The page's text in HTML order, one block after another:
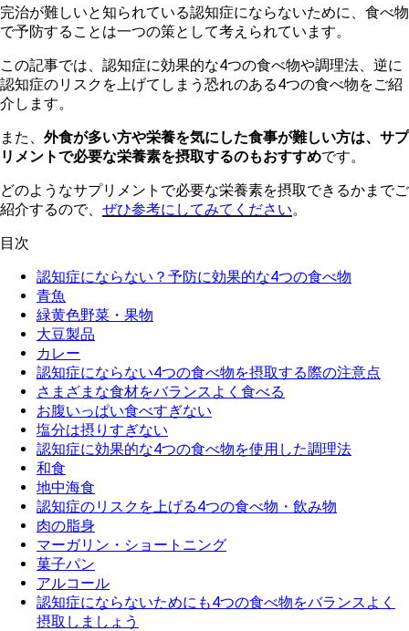
完治が難しいと知られている認知症にならないために、食べ物
で予防することは一つの策として考えられています。
この記事では、認知症に効果的な4つの食べ物や調理法、逆に
認知症のリスクを上げてしまう恐れのある4つの食べ物をご紹
介します。
また、 外食が多い方や栄養を気にした食事が難しい方は、サプ
リメントで必要な栄養素を摂取するのもおすすめです。
どのようなサプリメントで必要な栄養素を摂取できるかまでご
紹介するので、 ぜひ参考にしてみてください。
目次
認知症にならない？予防に効果的な4つの食べ物
青魚
緑黄色野菜・果物
大豆製品
カレー
認知症にならない4つの食べ物を摂取する際の注意点
さまざまな食材をバランスよく食べる
お腹いっぱい食べすぎない
塩分は摂りすぎない
認知症に効果的な4つの食べ物を使用した調理法
和食
地中海食
認知症のリスクを上げる4つの食べ物・飲み物
肉の脂身
マーガリン・ショートニング
菓子パン
アルコール
認知症にならないためにも4つの食べ物をバランスよく
摂取しましょう